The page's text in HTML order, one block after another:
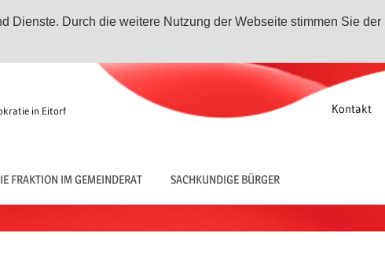
Dienste. Durch die weitere Nutzung der Webseite stimmen Sie der
in Eitorf Kontakt
FRAKTION IM GEMEINDERAT SACHKUNDIGE BÜRGER